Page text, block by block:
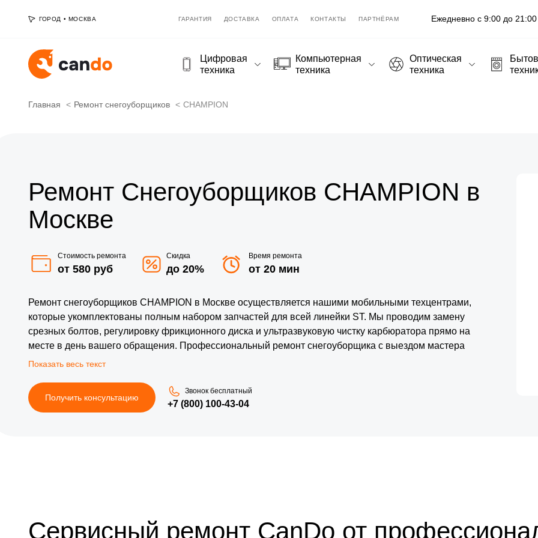
ГОРОД • МОСКВА ГАРАНТИЯ ДОСТАВКА ОПЛАТА КОНТАКТЫ ПАРТНЁРАМ Ежедневно с 9:00 до 21:00
Цифровая
техника
Компьютерная
техника
Оптическая
техника
Главная Ремонт снегоуборщиков CHAMPION
Ремонт Снегоуборщиков CHAMPION в
Москве
Стоимость ремонта
от 580 руб
Скидка
до 20%
Время ремонта
от 20 мин
Ремонт снегоуборщиков CHAMPION в Москве осуществляется нашими мобильными техцентрами,
которые укомплектованы полным набором запчастей для всей линейки ST. Мы проводим замену
срезных болтов, регулировку фрикционного диска и ультразвуковую чистку карбюратора прямо на
месте в день вашего обращения. Профессиональный ремонт снегоуборщика с выездом мастера
позволяет избежать дорогостоящей эвакуации техники и гарантирует её готовность к работе в условиях
стабильные обороты двигателя Чемпион даже при критических морозах.
Получить консультацию
Звонок бесплатный
+7 (800) 100-43-04
Сервисный ремонт CanDo от